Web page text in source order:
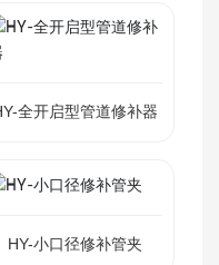
全开启型管道修补器
HY-小口径修补管夹